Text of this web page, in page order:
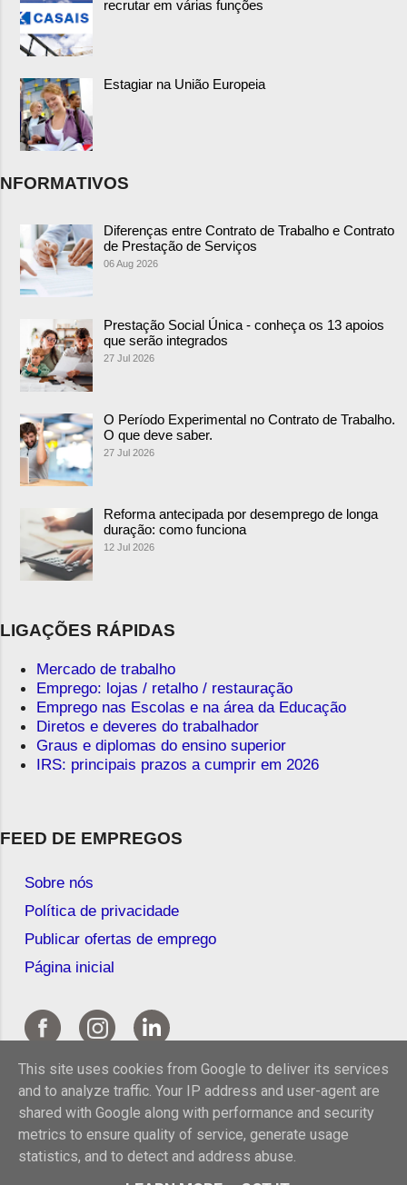
recrutar em várias funções
Estagiar na União Europeia
NFORMATIVOS
Diferenças entre Contrato de Trabalho e Contrato
de Prestação de Serviços
06 Aug 2026
Prestação Social Única - conheça os 13 apoios
que serão integrados
27 Jul 2026
O Período Experimental no Contrato de Trabalho.
O que deve saber.
27 Jul 2026
Reforma antecipada por desemprego de longa
duração: como funciona
12 Jul 2026
LIGAÇÕES RÁPIDAS
Mercado de trabalho
Emprego: lojas / retalho / restauração
Emprego nas Escolas e na área da Educação
Diretos e deveres do trabalhador
Graus e diplomas do ensino superior
IRS: principais prazos a cumprir em 2026
FEED DE EMPREGOS
Sobre nós
Política de privacidade
Publicar ofertas de emprego
Página inicial
This site uses cookies from Google to deliver its services
and to analyze traffic. Your IP address and user-agent are
shared with Google along with performance and security
metrics to ensure quality of service, generate usage
statistics, and to detect and address abuse.